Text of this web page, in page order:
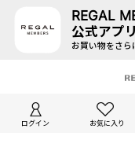
REGAL
公式アプリ
お買い物をさら
ログイン お気に入り